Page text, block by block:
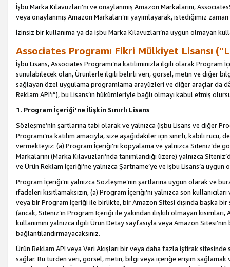
İşbu Marka Kılavuzları’nı ve onaylanmış Amazon Markalarını,
veya onaylanmış Amazon Markaları’nı yayımlayarak, istediğimiz
İzinsiz bir kullanıma ya da işbu Marka Kılavuzları’na uygun olmayan
Associates Programı Fikri Mülkiyet Lisansı
İşbu Lisans, Associates Programı’na katılımınızla ilgili olarak Program
sunulabilecek olan, Ürünlerle ilgili belirli veri, görsel, metin ve diğer
sağlayan özel uygulama programlama arayüzleri ve diğer araçlar da
Reklam API’ı”), bu Lisans’ın hükümleriyle bağlı olmayı kabul etmiş
1. Program İçeriği’ne İlişkin Sınırlı Lisans
Sözleşme’nin şartlarına tabi olarak ve yalnızca (işbu Lisans ve diğer
Programı’na katılım amacıyla, size aşağıdakiler için sınırlı, kabili
vermekteyiz: (a) Program İçeriği’ni kopyalama ve yalnızca Siteniz’de
Markalarını (Marka Kılavuzları’nda tanımlandığı üzere) yalnızca
ve Ürün Reklam İçeriği’ne yalnızca Şartname’ye ve işbu Lisans’a
Program İçeriği’ni yalnızca Sözleşme’nin şartlarına uygun olarak ve
ifadeleri kısıtlamaksızın, (a) Program İçeriği’ni yalnızca son
veya bir Program İçeriği ile birlikte, bir Amazon Sitesi dışında başka
(ancak, Siteniz’in Program İçeriği ile yakından ilişkili olmayan
kullanımını yalnızca ilgili Ürün Detay sayfasıyla veya Amazon
bağlantılandırmayacaksınız.
Ürün Reklam API veya Veri Akışları bir veya daha fazla iştirak
sağlar. Bu türden veri, görsel, metin, bilgi veya içeriğe erişim sağlamak